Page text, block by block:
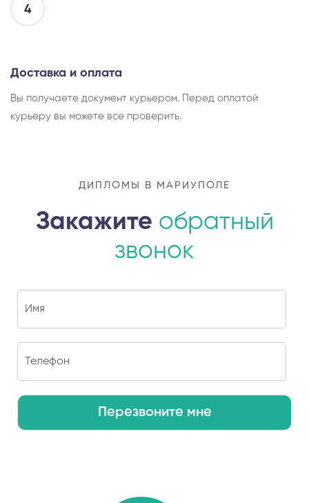
4
Доставка и оплата
Вы получаете документ курьером. Перед оплатой
курьеру вы можете все проверить.
ДИПЛОМЫ В МАРИУПОЛЕ
Закажите обратный
звонок
Перезвоните мне